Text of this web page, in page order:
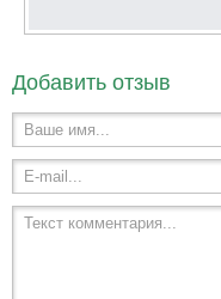
Добавить отзыв
Ваше имя...
E-mail...
Текст комментария...